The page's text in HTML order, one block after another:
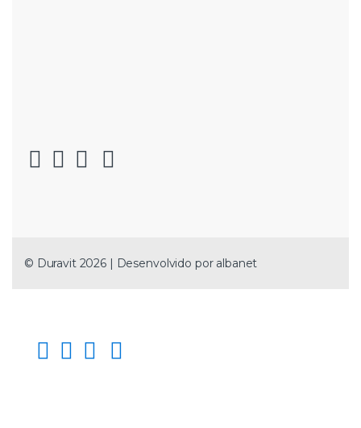
© Duravit 2026 | Desenvolvido por albanet